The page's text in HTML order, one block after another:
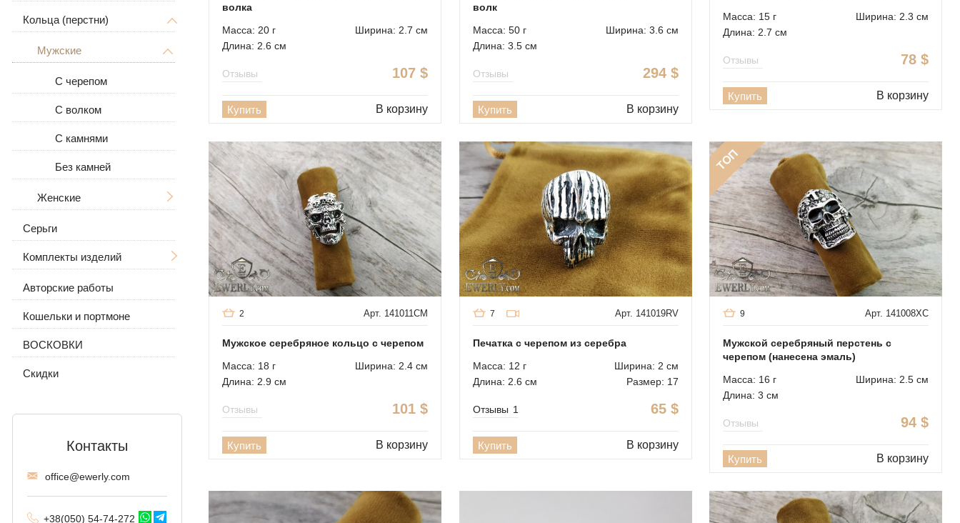
В виде собаки
Большие
Женские
Большие / Толстые
Женские
С камнями
Каменные
Кожаные
Кожа с серебром
Ручная вязка
Рамзес
Бисмарк
Якорное (якорь) с
гранями
Панцирное (Панцирь)
Византийское
(Валькирия, Малайзия)
Комбинированное
якорное
Трактор (двойное
панцирное)
Фантом (Рамзес и
Колос
Мальвина
Аллигатор
Арабский бисмарк с
Литьё
Кольца (перстни)
Мужские
С черепом
С волком
С камнями
Без камней
Женские
С камнями
Без камней
Серьги
Комплекты изделий
Серьги и кольцо
Цепочка с подвеской
Авторские работы
Кошельки и портмоне
ВОСКОВКИ
Скидки
Контакты
office@ewerly.com
+38(050) 54-74-272
волка
Масса: 20 г
Ширина: 2.7 см
Длина: 2.6 см
107 $
Отзывы
Купить В корзину
волк
Масса: 50 г
Ширина: 3.6 см
Длина: 3.5 см
294 $
Отзывы
Купить В корзину
Масса: 15 г
Ширина: 2.3 см
Длина: 2.7 см
78 $
Отзывы
Купить В корзину
Арт. 141011CM
2
Мужское серебряное кольцо с черепом
Масса: 18 г
Ширина: 2.4 см
Длина: 2.9 см
101 $
Отзывы
Купить В корзину
Арт. 141019RV
7
Печатка с черепом из серебра
Масса: 12 г
Ширина: 2 см
Длина: 2.6 см
Размер: 17
65 $
Отзывы 1
Купить В корзину
ТОП
Арт. 141008XC
9
Мужской серебряный перстень с
черепом (нанесена эмаль)
Масса: 16 г
Ширина: 2.5 см
Длина: 3 см
94 $
Отзывы
Купить В корзину